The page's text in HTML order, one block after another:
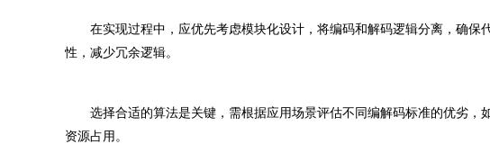
在实现过程中，应优先考虑模块化设计，将编码和解码逻辑分离，确保
性，减少冗余逻辑。
选择合适的算法是关键，需根据应用场景评估不同编解码标准的优劣，
资源占用。